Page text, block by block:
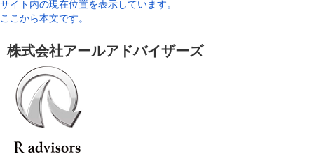
サイト内の現在位置を表示しています。
ここから本文です。
株式会社アールアドバイザーズ